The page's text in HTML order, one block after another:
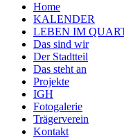
Home
KALENDER
LEBEN IM
Das sind wir
Der Stadtteil
Das steht an
Projekte
IGH
Fotogalerie
Trägerverein
Kontakt